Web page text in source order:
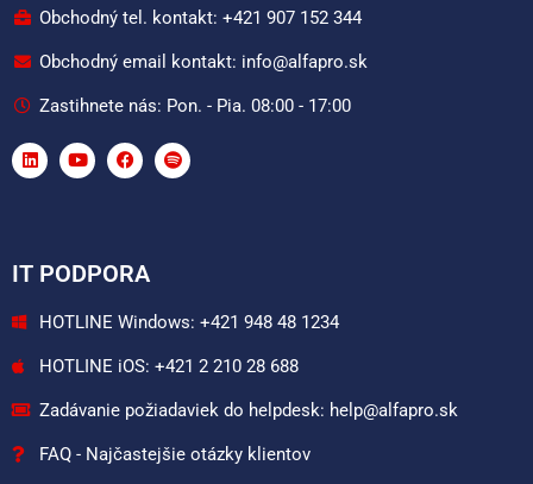
Obchodný tel. kontakt: +421 907 152 344
Obchodný email kontakt: info@alfapro.sk
Zastihnete nás: Pon. - Pia. 08:00 - 17:00
IT PODPORA
HOTLINE Windows: +421 948 48 1234
HOTLINE iOS: +421 2 210 28 688
Zadávanie požiadaviek do helpdesk: help@alfapro.sk
FAQ - Najčastejšie otázky klientov